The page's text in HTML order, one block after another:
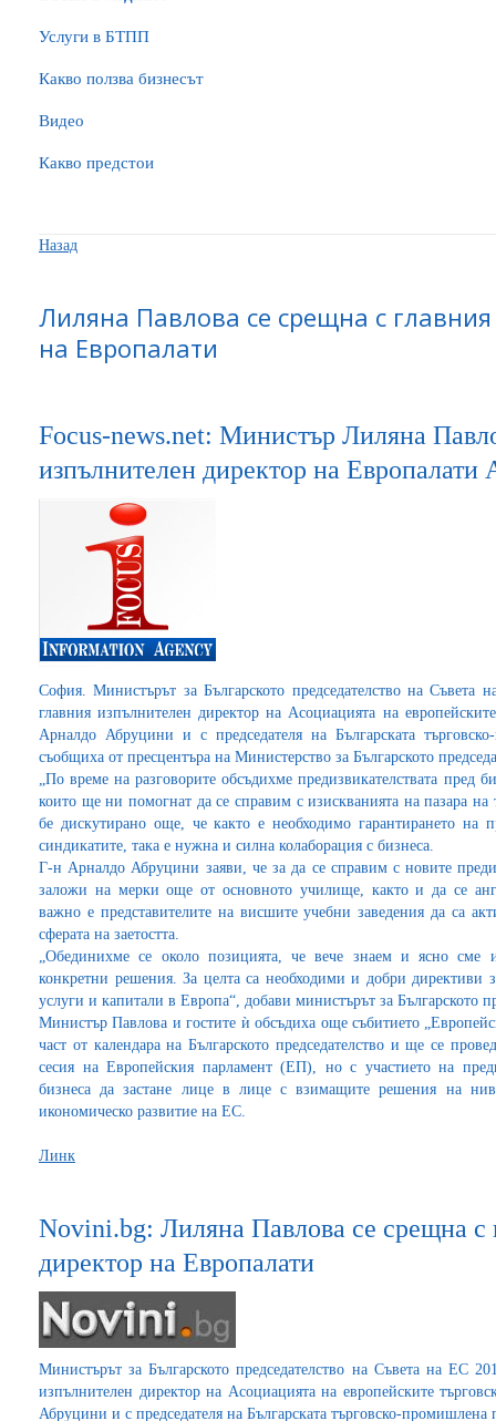
Услуги в БТПП
Какво ползва бизнесът
Видео
Какво предстои
Назад
Лиляна Павлова се срещна с
на Европалати
Focus-news.net: Министър Лиляна
изпълнителен директор на
София. Министърът за Българското председателство на
главния изпълнителен директор на Асоциацията на
Арналдо Абруцини и с председателя на Българската
съобщиха от пресцентъра на Министерство за Българското
„По време на разговорите обсъдихме предизвикателствата пред
които ще ни помогнат да се справим с изискванията на пазара
бе дискутирано още, че както е необходимо гарантирането на
синдикатите, така е нужна и силна колаборация с бизнеса.
Г-н Арналдо Абруцини заяви, че за да се справим с новите
заложи на мерки още от основното училище, както и да се
важно е представителите на висшите учебни заведения да са
сферата на заетостта.
„Обединихме се около позицията, че вече знаем и ясно сме
конкретни решения. За целта са необходими и добри директиви
услуги и капитали в Европа“, добави министърът за Българското
Министър Павлова и гостите ѝ обсъдиха още събитието
част от календара на Българското председателство и ще се
сесия на Европейския парламент (ЕП), но с участието на
бизнеса да застане лице в лице с взимащите решения на
икономическо развитие на ЕС.
Линк
Novini.bg: Лиляна Павлова се срещна с
директор на Европалати
Министърът за Българското председателство на Съвета на ЕС
изпълнителен директор на Асоциацията на европейските
Абруцини и с председателя на Българската търговско-